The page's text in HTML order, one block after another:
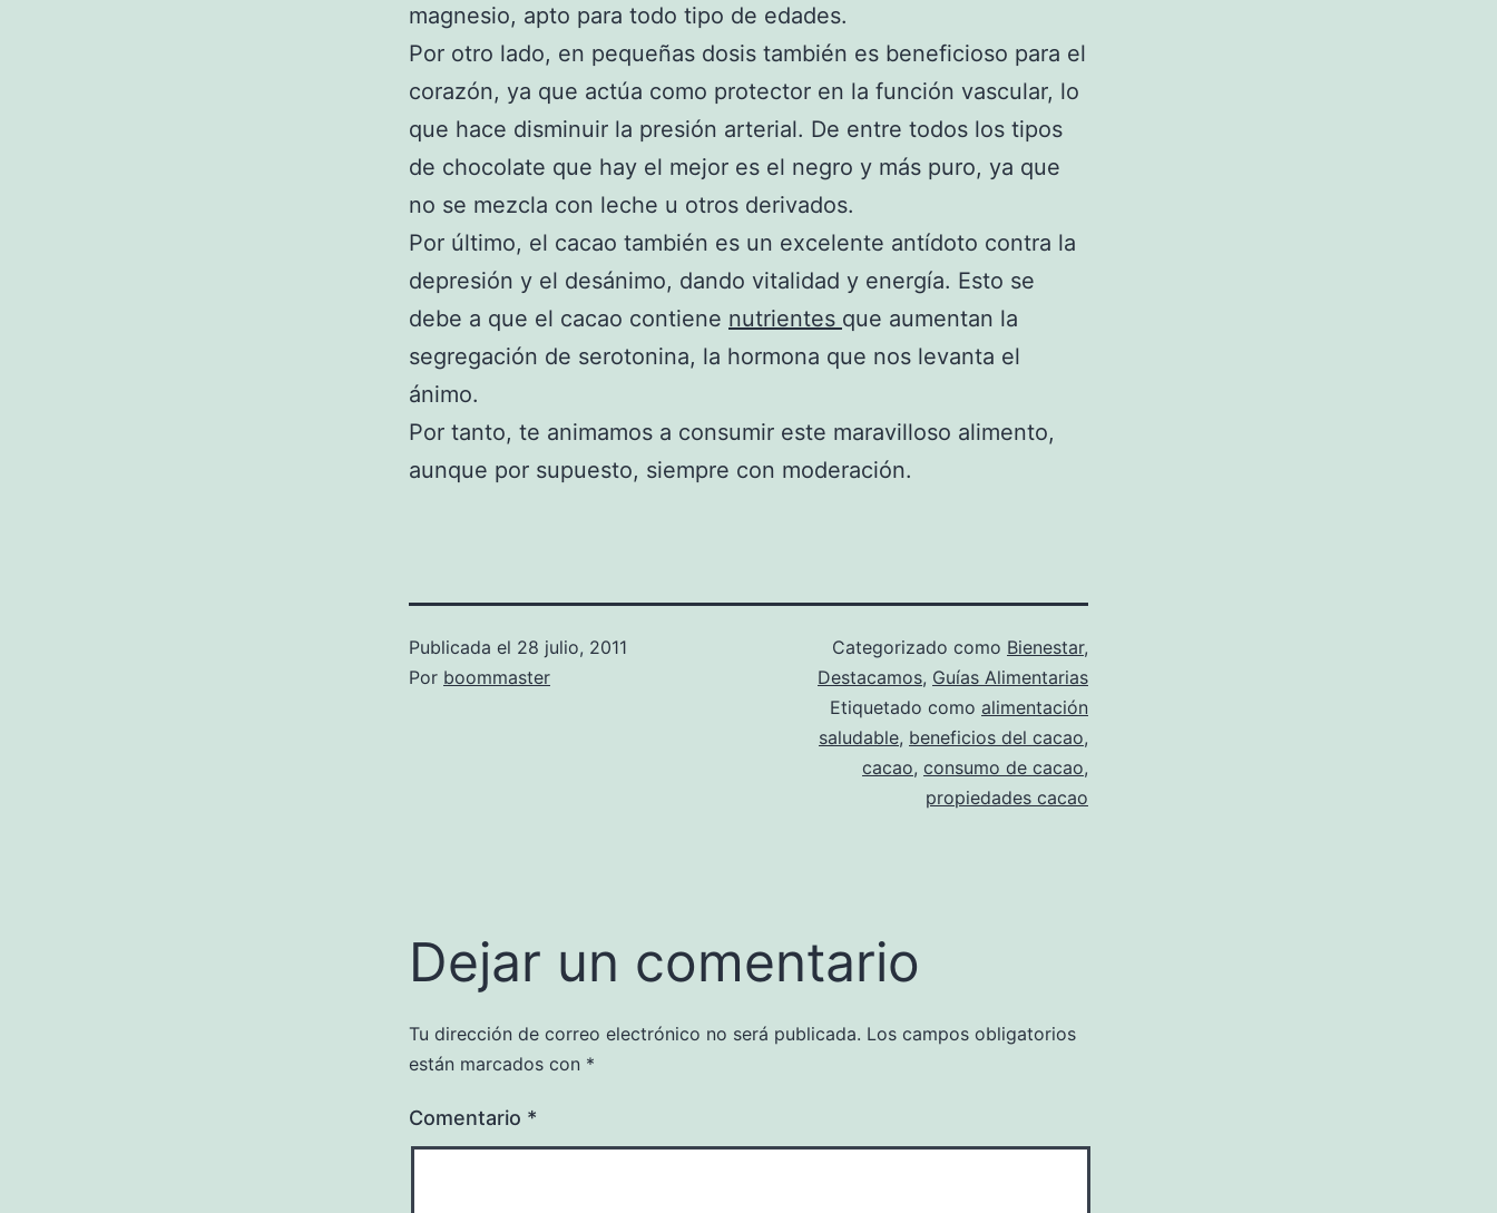
magnesio, apto para todo tipo de edades.
Por otro lado, en pequeñas dosis también es beneficioso para el
corazón, ya que actúa como protector en la función vascular, lo
que hace disminuir la presión arterial. De entre todos los tipos
de chocolate que hay el mejor es el negro y más puro, ya que
no se mezcla con leche u otros derivados.
Por último, el cacao también es un excelente antídoto contra la
depresión y el desánimo, dando vitalidad y energía. Esto se
debe a que el cacao contiene nutrientes que aumentan la
segregación de serotonina, la hormona que nos levanta el
ánimo.
Por tanto, te animamos a consumir este maravilloso alimento,
aunque por supuesto, siempre con moderación.
Publicada el 28 julio, 2011
Por boommaster
Categorizado como Bienestar,
Destacamos, Guías Alimentarias
Etiquetado como alimentación
saludable, beneficios del cacao,
cacao, consumo de cacao,
propiedades cacao
Dejar un comentario
Tu dirección de correo electrónico no será publicada. Los campos obligatorios
están marcados con *
Comentario *